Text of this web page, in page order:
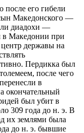
его гибели
Македонского —
диадохи —
в Македонии при
державы на
Пердикка был
, после чего
перенесли в
окончательный
был убит в
309 года до н. э. В
их землями была
до н. э. бывшие